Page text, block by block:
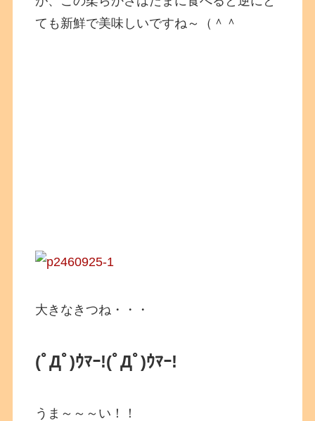
ても新鮮で美味しいですね～（＾＾
大きなきつね・・・
(ﾟДﾟ)ｳﾏｰ!(ﾟДﾟ)ｳﾏｰ!
うま～～～い！！